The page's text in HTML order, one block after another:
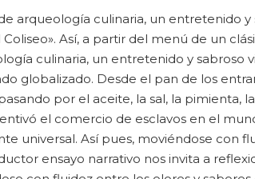
arqueología culinaria, un entretenido y
Así, a partir del menú de un
culinaria, un entretenido y sabroso
globalizado. Desde el pan de los
por el aceite, la sal, la pimienta,
el comercio de esclavos en el
universal. Así pues, moviéndose con
ensayo narrativo nos invita a